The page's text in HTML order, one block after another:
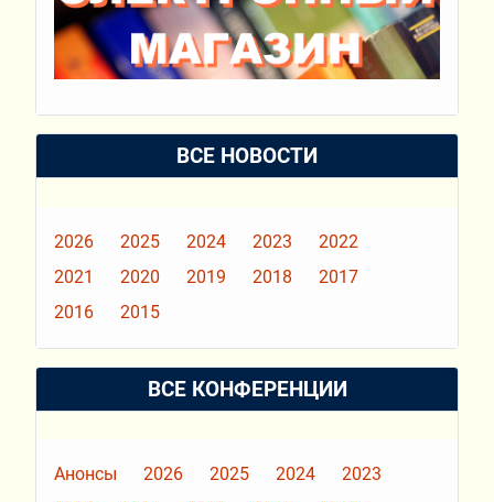
ВСЕ НОВОСТИ
2026 2025 2024 2023
2022
2021
2020 2019 2018
2017
2016
2015
ВСЕ КОНФЕРЕНЦИИ
Анонсы 2026 2025 2024
2023